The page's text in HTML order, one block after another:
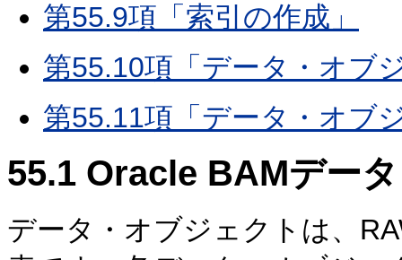
第55.9項「索引の作成」
第55.10項「データ・オブ
第55.11項「データ・オブ
55.1 Oracle BAMデー
データ・オブジェクトは、